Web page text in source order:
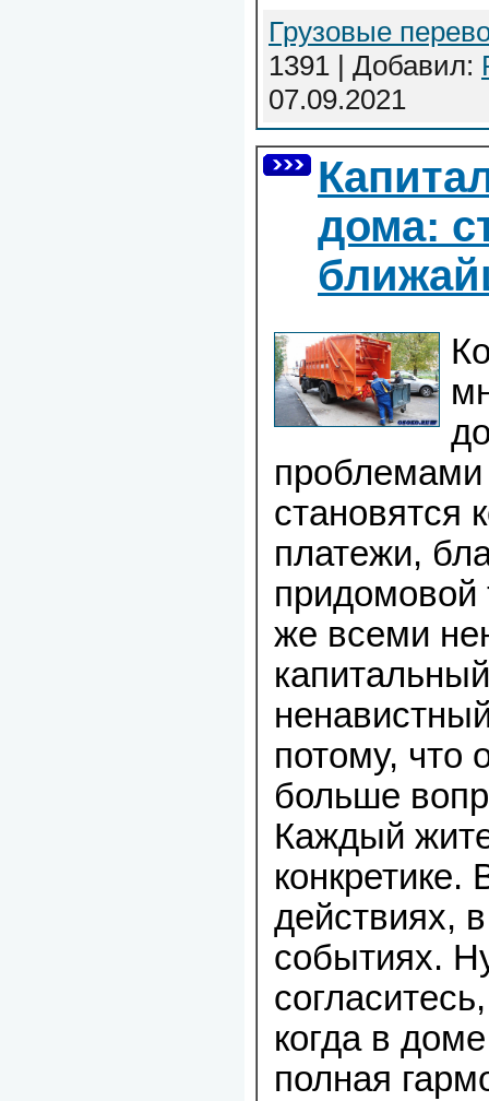
Грузовые
1391 | Добавил:
07.09.2021
дома:
проблемами
становятся
платежи,
придомовой
же всеми
потому, что
больше
Каждый
действиях,
событиях.
когда в
полная